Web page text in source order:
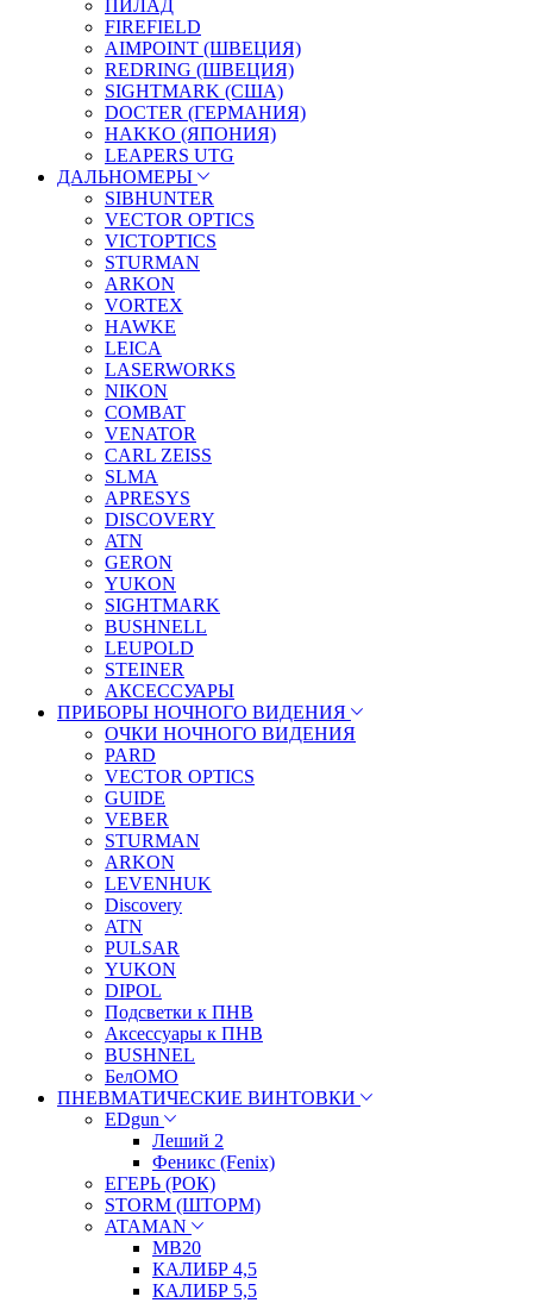
ПИЛАД
FIREFIELD
AIMPOINT (ШВЕЦИЯ)
REDRING (ШВЕЦИЯ)
SIGHTMARK (США)
DOCTER (ГЕРМАНИЯ)
HAKKO (ЯПОНИЯ)
LEAPERS UTG
ДАЛЬНОМЕРЫ
SIBHUNTER
VECTOR OPTICS
VICTOPTICS
STURMAN
ARKON
VORTEX
HAWKE
LEICA
LASERWORKS
NIKON
COMBAT
VENATOR
CARL ZEISS
SLMA
APRESYS
DISCOVERY
ATN
GERON
YUKON
SIGHTMARK
BUSHNELL
LEUPOLD
STEINER
АКСЕССУАРЫ
ПРИБОРЫ НОЧНОГО ВИДЕНИЯ
ОЧКИ НОЧНОГО ВИДЕНИЯ
PARD
VECTOR OPTICS
GUIDE
VEBER
STURMAN
ARKON
LEVENHUK
Discovery
ATN
PULSAR
YUKON
DIPOL
Подсветки к ПНВ
Аксессуары к ПНВ
BUSHNEL
БелОМО
ПНЕВМАТИЧЕСКИЕ ВИНТОВКИ
EDgun
Леший 2
Феникс (Fenix)
ЕГЕРЬ (РОК)
STORM (ШТОРМ)
ATAMAN
МВ20
КАЛИБР 4,5
КАЛИБР 5,5